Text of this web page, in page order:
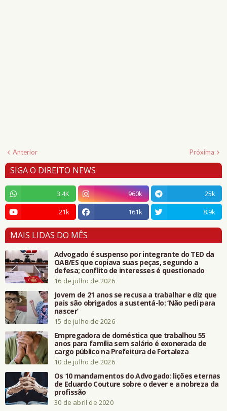
Anterior Próxima
SIGA O DIREITO NEWS
3.4K 960k
25k
21k
161k 8.9k
MAIS LIDAS DO MÊS
Advogado é suspenso por integrante do TED da
OAB/ES que copiava suas peças, segundo a
defesa; conflito de interesses é questionado
16 de julho de 2026
Jovem de 21 anos se recusa a trabalhar e diz que
pais são obrigados a sustentá-lo: ‘Não pedi para
nascer’
15 de julho de 2026
Empregadora de doméstica que trabalhou 55
anos para família sem salário é exonerada de
cargo público na Prefeitura de Fortaleza
10 de julho de 2026
Os 10 mandamentos do Advogado: lições eternas
de Eduardo Couture sobre o dever e a nobreza da
profissão
30 de abril de 2020